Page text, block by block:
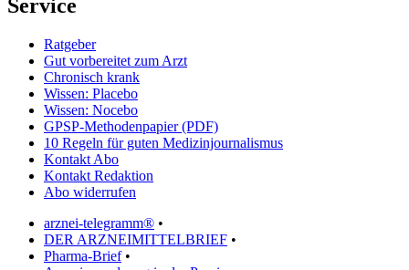
Service
Ratgeber
Gut vorbereitet zum Arzt
Chronisch krank
Wissen: Placebo
Wissen: Nocebo
GPSP-Methodenpapier (PDF)
10 Regeln für guten Medizinjournalismus
Kontakt Abo
Kontakt Redaktion
Abo widerrufen
arznei-telegramm® •
DER ARZNEIMITTELBRIEF •
Pharma-Brief•